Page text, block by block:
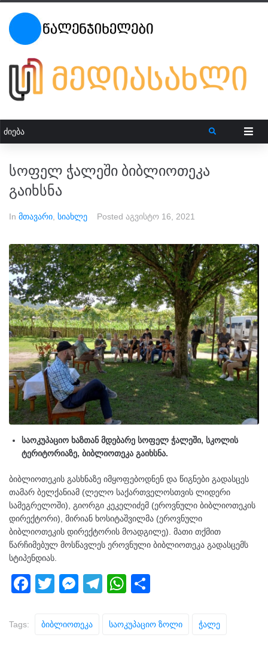
სოფელ ჭალეში ბიბლიოთეკა
გაიხსნა
In მთავარი სიახლე Posted აგვისტო 16, 2021
საოკუპაციო ხაზთან მდებარე სოფელ ჭალეში, სკოლის
ტერიტორიაზე, ბიბლიოთეკა გაიხსნა.
ბიბლიოთეკის გასხნაზე იმყოფებოდნენ და წიგნები გადასცეს
თამარ ბელქანიამ (ლელო საქართველოსთვის ლიდერი
სამეგრელოში), გიორგი კეკელიძემ (ეროვნული ბიბლიოთეკის
დირექტორი), მირიან ხოსიტაშვილმა (ეროვნული
ბიბლიოთეკის დირექტორის მოადგილე). მათი თქმით
წარჩიმებულ მოსწავლეს ეროვნული ბიბლიოთეკა გადასცემს
სტიპენდიას.
F
T
tt
M
ss
T
e
W
at ar
Tags: Ბიბლიოთეკა Საოკუპაციო Ზოლი Ჭალე